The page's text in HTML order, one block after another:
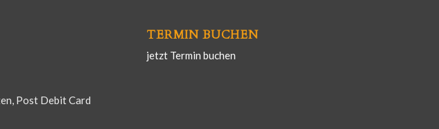
Post Debit Card
TERMIN BUCHEN
jetzt Termin buchen